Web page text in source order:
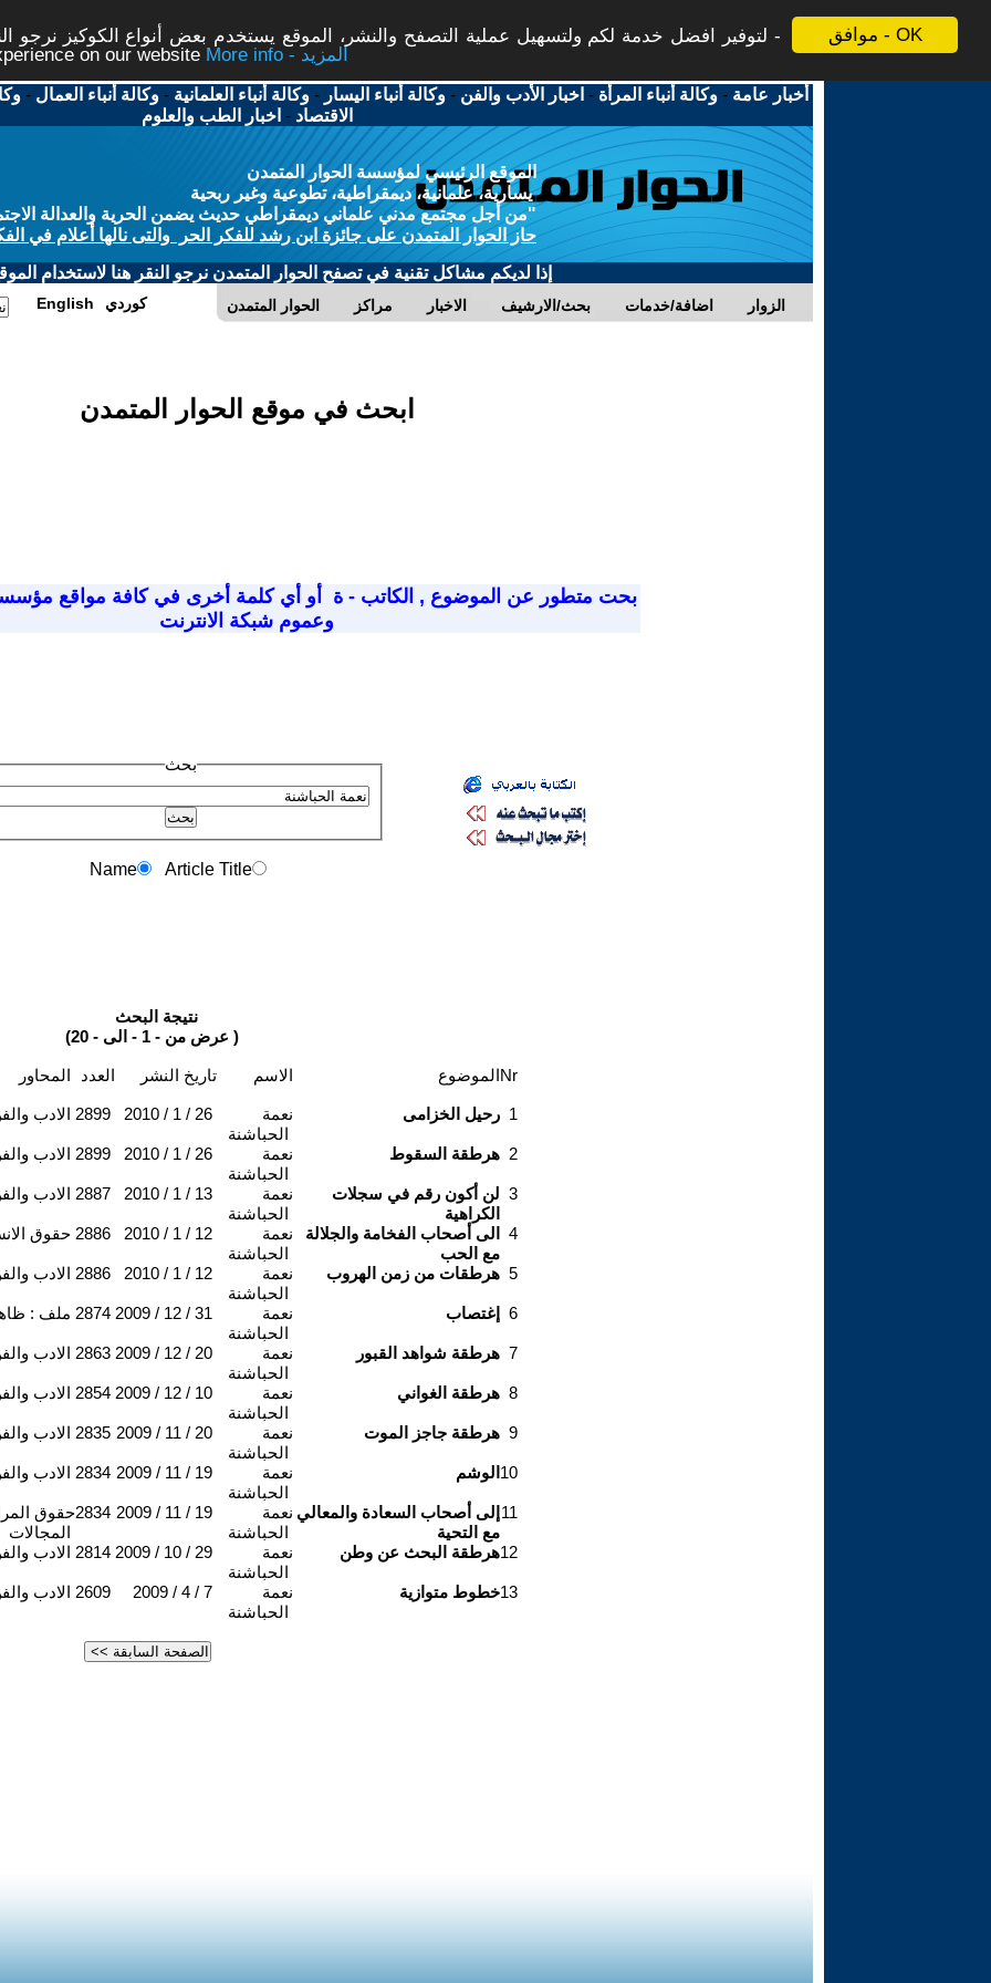
موافق - OK
لتوفير افضل خدمة لكم ولتسهيل عملية التصفح والنشر، الموقع يستخدم بعض أنواع الكوكيز نرجو
on our website
More info - المزيد
أخبار عامة -وكالة أنباء المرأة - اخبار الأدب والفن -وكالة أنباء اليسار -وكالة أنباء العلمانية -وكالة أنباء العمال -
الاقتصاد - اخبار الطب والعلوم
الموقع الرئيسي لمؤسسة الحوار المتمدن
يسارية، علمانية، ديمقراطية، تطوعية وغير ربحية
"من أجل مجتمع مدني علماني ديمقراطي حديث يضمن الحرية والعدالة
حاز الحوار المتمدن على جائزة ابن رشد للفكر الحر والتى نالها أعلام في
إذا لديكم مشاكل تقنية في تصفح الحوار المتمدن نرجو النقر هنا لاستخدام
الحوار المتمدن مراكز الاخبار بحث/الارشيف اضافة/خدمات الزوار English كوردي
ابحث في موقع الحوار المتمدن
بحت متطور عن الموضوع , الكاتب - ة
أو أي كلمة أخرى في كافة مواقع
وعموم شبكة الانترنت
بحث
Name Article Title
نتيجة البحث
(عرض من - 1 - الى - 20 )
العدد تاريخ النشر الاسم الموضوعNr
الادب 2899 2010 / 1 / 26
نعمة
رحيل الخزامى 1
الادب 2899 2010 / 1 / 26
نعمة
هرطقة السقوط 2
الادب 2887 2010 / 1 / 13
نعمة
لن أكون رقم في سجلات
الكراهية
3
حقوق 2886 2010 / 1 / 12
نعمة
الى أصحاب الفخامة والجلالة
مع الحب
4
الادب 2886 2010 / 1 / 12
نعمة
هرطقات من زمن الهروب 5
ملف : 2874 2009 / 12 / 31
نعمة
إغتصاب 6
الادب 2863 2009 / 12 / 20
نعمة
هرطقة شواهد القبور 7
الادب 2854 2009 / 12 / 10
نعمة
هرطقة الغواني 8
الادب 2835 2009 / 11 / 20
نعمة
هرطقة جاجز الموت 9
الادب 2834 2009 / 11 / 19
نعمة
الوشم 10
حقوق
المجالات
2834 2009 / 11 / 19
نعمة إلى أصحاب السعادة والمعالي
مع التحية
11
الادب 2814 2009 / 10 / 29
نعمة
هرطقة البحث عن وطن12
الادب 2609 2009 / 4 / 7
نعمة
خطوط متوازية13